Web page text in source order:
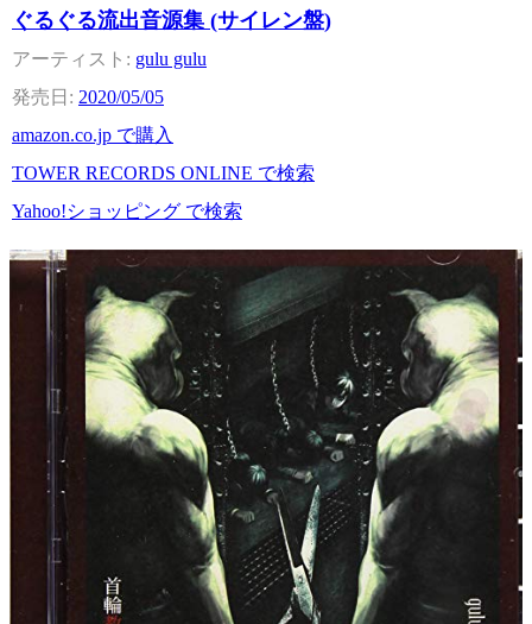
ぐるぐる流出音源集 (サイレン盤)
gulu gulu
2020/05/05
amazon.co.jp で購入
TOWER RECORDS ONLINE で検索
Yahoo!ショッピング で検索